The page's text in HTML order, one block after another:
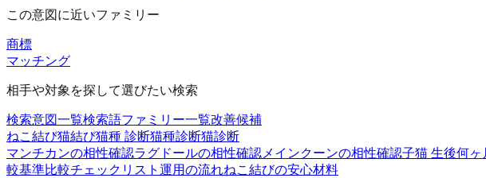
この意図に近いファミリー
商標
マッチング
相手や対象を探して選びたい検索
検索意図一覧検索語ファミリー一覧改善候補
ねこ結び猫結び猫種 診断猫種診断猫診断
マンチカンの相性確認ラグドールの相性確認メインクーンの相性確認子猫 生後何ヶ
較基準比較チェックリスト 運用の流れねこ結びの安心材料